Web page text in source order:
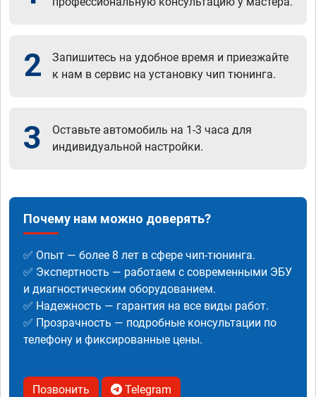
2
Запишитесь на удобное время и приезжайте
к нам в сервис на установку чип тюнинга.
3
Оставьте автомобиль на 1-3 часа для
индивидуальной настройки.
Почему нам можно доверять?
✅ Опыт — более 8 лет в сфере чип-тюнинга.
✅ Экспертность — работаем с современными ЭБУ
и диагностическим оборудованием.
✅ Надежность — гарантия на все виды работ.
✅ Прозрачность — подробные консультации по
телефону и фиксированные цены.
Позвонить Telegram